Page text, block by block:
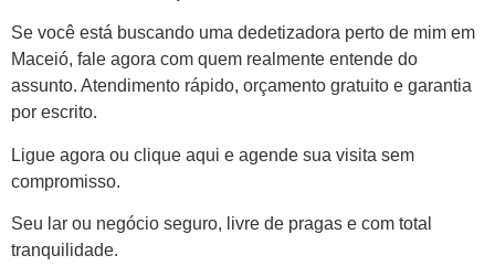
Se você está buscando uma dedetizadora perto de mim em
Maceió, fale agora com quem realmente entende do
assunto. Atendimento rápido, orçamento gratuito e garantia
por escrito.
Ligue agora ou clique aqui e agende sua visita sem
compromisso.
Seu lar ou negócio seguro, livre de pragas e com total
tranquilidade.